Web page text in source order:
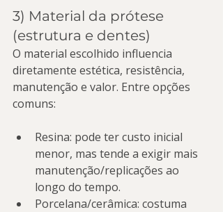
3) Material da prótese
(estrutura e dentes)
O material escolhido influencia
diretamente estética, resistência,
manutenção e valor. Entre opções
comuns:
Resina: pode ter custo inicial
menor, mas tende a exigir mais
manutenção/replicações ao
longo do tempo.
Porcelana/cerâmica: costuma